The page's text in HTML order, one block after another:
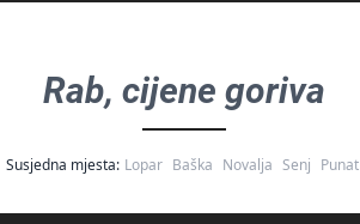
Rab, cijene goriva
Susjedna mjesta: Lopar Baška Novalja Senj Punat